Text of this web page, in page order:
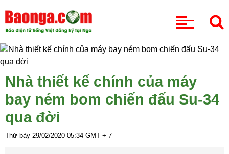
Nhà thiết kế chính của máy
bay ném bom chiến đấu Su-34
qua đời
Thứ bảy 29/02/2020 05:34 GMT + 7